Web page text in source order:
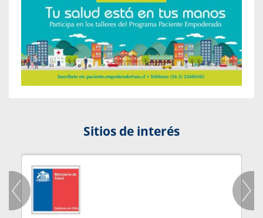
Sitios de interés